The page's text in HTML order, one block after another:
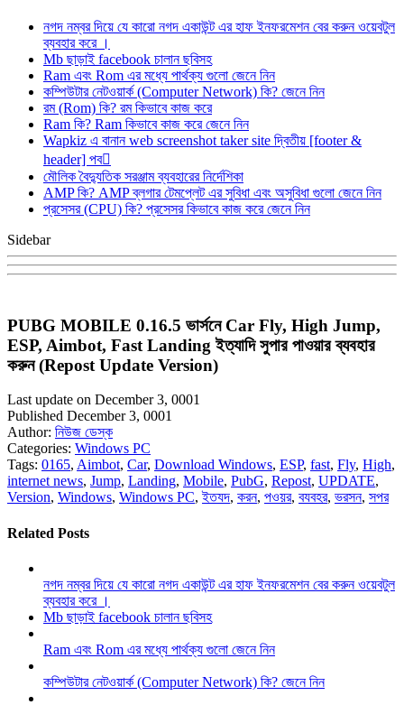
নগদ নম্বর দিয়ে যে কারো নগদ একাউন্ট এর হাফ ইনফরমেশন বের করুন ওয়েবটুল
ব্যবহার করে ।
Mb ছাড়াই facebook চালান ছবিসহ
Ram এবং Rom এর মধ্যে পার্থক্য গুলো জেনে নিন
কম্পিউটার নেটওয়ার্ক (Computer Network) কি? জেনে নিন
রম (Rom) কি? রম কিভাবে কাজ করে
Ram কি? Ram কিভাবে কাজ করে জেনে নিন
Wapkiz এ বানান web screenshot taker site দ্বিতীয় [footer &
header] পব
মৌলিক বৈদ্যুতিক সরঞ্জাম ব্যবহারের নির্দেশিকা
AMP কি? AMP ব্লগার টেমপ্লেট এর সুবিধা এবং অসুবিধা গুলো জেনে নিন
প্রসেসর (CPU) কি? প্রসেসর কিভাবে কাজ করে জেনে নিন
Sidebar
PUBG MOBILE 0.16.5 ভার্সনে Car Fly, High Jump,
ESP, Aimbot, Fast Landing ইত্যাদি সুপার পাওয়ার ব্যবহার
করুন (Repost Update Version)
Last update on December 3, 0001
Published December 3, 0001
Author: নিউজ ডেস্ক
Categories: Windows PC
Tags: 0165, Aimbot, Car, Download Windows, ESP, fast, Fly, High,
internet news, Jump, Landing, Mobile, PubG, Repost, UPDATE,
Version, Windows, Windows PC,ইতযদ, করন, পওয়র, বযবহর, ভরসন, সপর
Related Posts
নগদ নম্বর দিয়ে যে কারো নগদ একাউন্ট এর হাফ ইনফরমেশন বের করুন ওয়েবটুল
ব্যবহার করে ।
Mb ছাড়াই facebook চালান ছবিসহ
Ram এবং Rom এর মধ্যে পার্থক্য গুলো জেনে নিন
কম্পিউটার নেটওয়ার্ক (Computer Network) কি? জেনে নিন